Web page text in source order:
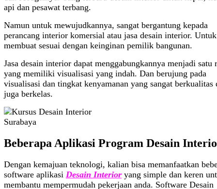
api dan pesawat terbang.
Namun untuk mewujudkannya, sangat bergantung kepada
perancang interior komersial atau jasa desain interior.
membuat sesuai dengan keinginan pemilik bangunan.
Jasa desain interior dapat menggabungkannya menjadi satu
yang memiliki visualisasi yang indah. Dan berujung pada
visualisasi dan tingkat kenyamanan yang sangat berkualitas
juga berkelas.
Beberapa Aplikasi Program Desain
Dengan kemajuan teknologi, kalian bisa memanfaatkan
software aplikasi Desain Interior yang simple dan keren
membantu mempermudah pekerjaan anda. Software Desain